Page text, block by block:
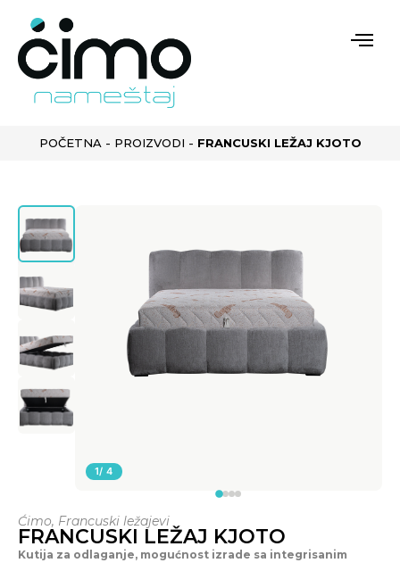
POČETNA- PROIZVODI - FRANCUSKI LEŽAJ KJOTO
1/ 4
Ćimo, Francuski ležajevi
FRANCUSKI LEŽAJ KJOTO
Kutija za odlaganje, mogućnost izrade sa integrisanim